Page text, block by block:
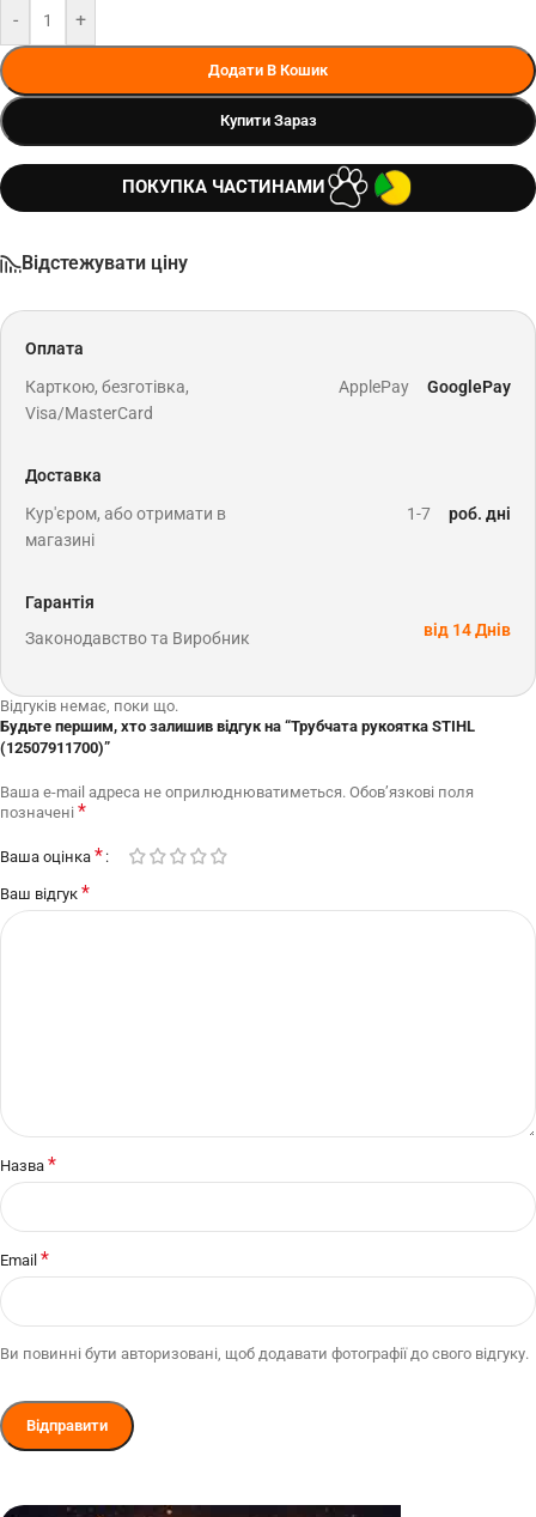
- +
Додати В Кошик
Купити Зараз
ПОКУПКА ЧАСТИНАМИ
Відстежувати ціну
Оплата
Карткою, безготівка,
Visa/MasterCard
ApplePay GooglePay
Доставка
Кур'єром, або отримати в
магазині
1-7 роб. дні
Гарантія
Законодавство та Виробник
від 14 Днів
Відгуків немає, поки що.
Будьте першим, хто залишив відгук на “Трубчата рукоятка STIHL
(12507911700)”
Ваша e-mail адреса не оприлюднюватиметься. Обов’язкові поля
позначені *
Ваша оцінка *
Ваш відгук *
Назва *
Email *
Ви повинні бути авторизовані, щоб додавати фотографії до свого відгуку.